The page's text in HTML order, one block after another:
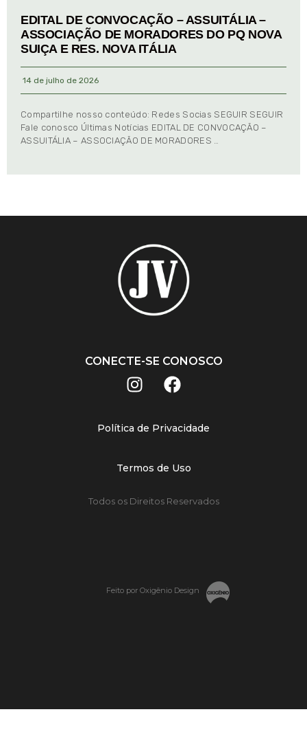
EDITAL DE CONVOCAÇÃO – ASSUITÁLIA –
ASSOCIAÇÃO DE MORADORES DO PQ NOVA
SUIÇA E RES. NOVA ITÁLIA
14 de julho de 2026
Compartilhe nosso conteúdo: Redes Socias SEGUIR SEGUIR
Fale conosco Últimas Notícias EDITAL DE CONVOCAÇÃO –
ASSUITÁLIA – ASSOCIAÇÃO DE MORADORES …
CONECTE-SE CONOSCO
Política de Privacidade
Termos de Uso
Todos os Direitos Reservados
Feito por Oxigênio Design